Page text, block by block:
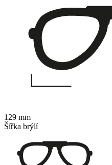
129 mm
Šířka brýlí